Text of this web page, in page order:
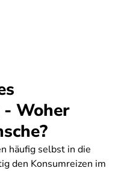
Woher
häufig selbst in die
den Konsumreizen im